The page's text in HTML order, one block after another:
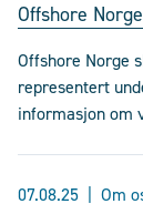
Offshore
Offshore Norge
representert
informasjon om
07.08.25 Om